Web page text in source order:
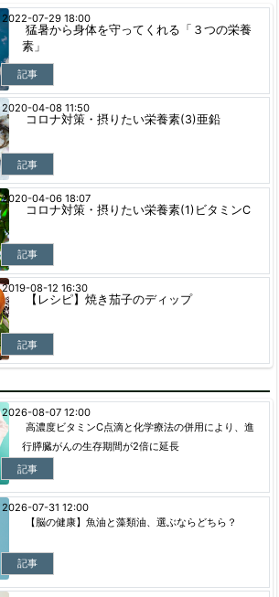
猛暑から身体を守ってくれる「３つの栄養
素」
記事
2022-07-29 18:00
コロナ対策・摂りたい栄養素(3)亜鉛
記事
2020-04-08 11:50
コロナ対策・摂りたい栄養素(1)ビタミンC
記事
2020-04-06 18:07
【レシピ】焼き茄子のディップ
記事
2019-08-12 16:30
高濃度ビタミンC点滴と化学療法の併用により、進
行膵臓がんの生存期間が2倍に延長
記事
2026-08-07 12:00
【脳の健康】魚油と藻類油、選ぶならどちら？
記事
2026-07-31 12:00